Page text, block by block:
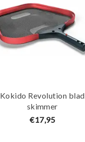
Kokido Revolution blad
skimmer
€17,95